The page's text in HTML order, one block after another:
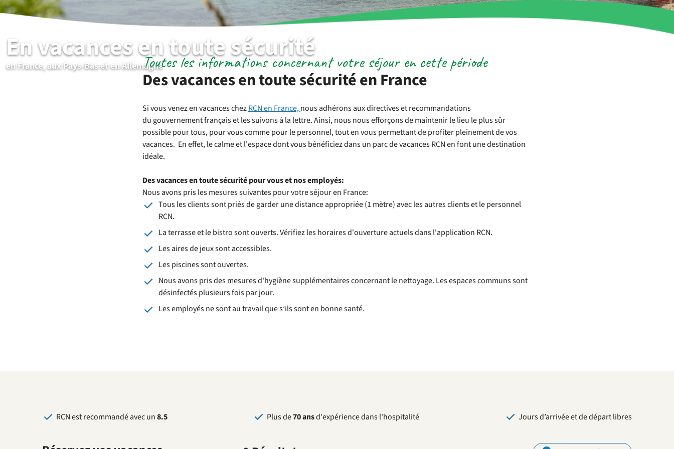
En vacances en toute sécurité
en France, aux Pays-Bas et en Allemagne
Des vacances en toute sécurité en France
Toutes les informations concernant votre séjour en cette période
Si vous venez en vacances chezRCN en France,nous adhérons aux directives et recommandations
du gouvernement français et les suivons à la lettre. Ainsi, nous nous efforçons de maintenir le lieu le plus sûr
possible pour tous, pour vous comme pour le personnel, tout en vous permettant de profiter pleinement de vos
vacances. En effet, le calme et l'espace dont vous bénéficiez dans un parc de vacances RCN en font une destination
idéale.
Des vacances en toute sécurité pour vous et nos employés:
Nous avons pris les mesures suivantes pour votre séjour en France:
Tous les clients sont priés de garder une distance appropriée (1 mètre) avec les autres clients et le personnel
RCN.
La terrasse et le bistro sont ouverts. Vérifiez les horaires d'ouverture actuels dans l'application RCN.
Les aires de jeux sont accessibles.
Les piscines sont ouvertes.
Nous avons pris des mesures d'hygiène supplémentaires concernant le nettoyage. Les espaces communs sont
désinfectés plusieurs fois par jour.
Les employés ne sont au travail que s’ils sont en bonne santé.
RCN est recommandé avec un8.5 Plus de70 ansd'expérience dans l'hospitalité Jours d’arrivée et de départ libres